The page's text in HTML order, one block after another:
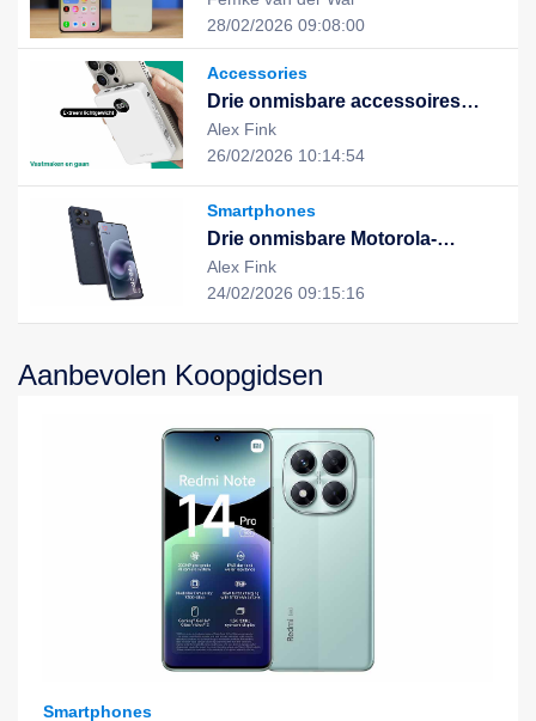
uitstekende prestaties en stijlvol
28/02/2026 09:08:00
Accessories
Drie onmisbare accessoires
voor een slimme, duurzame en
geïntegreerde digitale ervaring
Alex Fink
26/02/2026 10:14:54
Smartphones
Drie onmisbare Motorola-
apparaten voor een slimme,
efficiënte en duurzame digitale
Alex Fink
24/02/2026 09:15:16
Aanbevolen Koopgidsen
Smartphones